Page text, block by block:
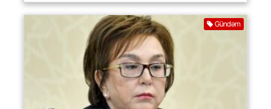
Gündəm